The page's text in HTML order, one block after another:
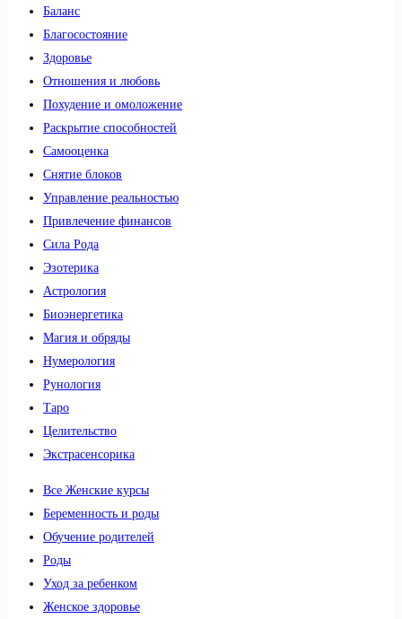
Баланс
Благосостояние
Здоровье
Отношения и любовь
Похудение и омоложение
Раскрытие способностей
Самооценка
Снятие блоков
Управление реальностью
Привлечение финансов
Сила Рода
Эзотерика
Астрология
Биоэнергетика
Магия и обряды
Нумерология
Рунология
Таро
Целительство
Экстрасенсорика
Все Женские курсы
Беременность и роды
Обучение родителей
Роды
Уход за ребенком
Женское здоровье